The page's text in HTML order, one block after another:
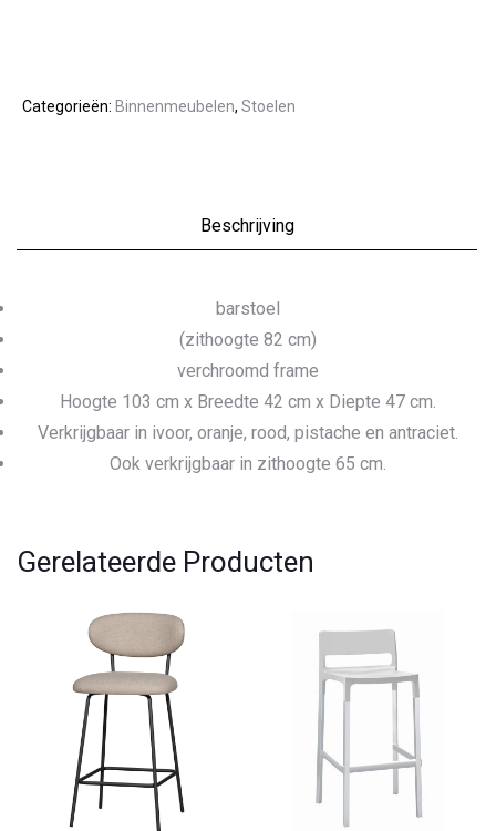
Categorieën: Binnenmeubelen, Stoelen
Beschrijving
barstoel
(zithoogte 82 cm)
verchroomd frame
Hoogte 103 cm x Breedte 42 cm x Diepte 47 cm.
Verkrijgbaar in ivoor, oranje, rood, pistache en antraciet.
Ook verkrijgbaar in zithoogte 65 cm.
Gerelateerde Producten